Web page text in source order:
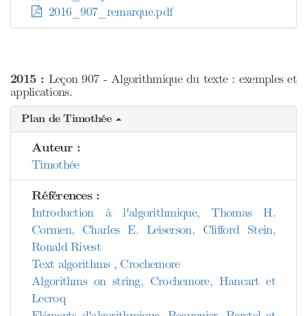
2016_907_remarque.pdf
2015 : Leçon 907 - Algorithmique du texte : exemples et
applications.
Plan de Timothée
Auteur :
Timothée
Références :
Introduction à l'algorithmique, Thomas H.
Cormen, Charles E. Leiserson, Clifford Stein,
Ronald Rivest
Text algorithms , Crochemore
Algorithms on string, Crochemore, Hancart et
Lecroq